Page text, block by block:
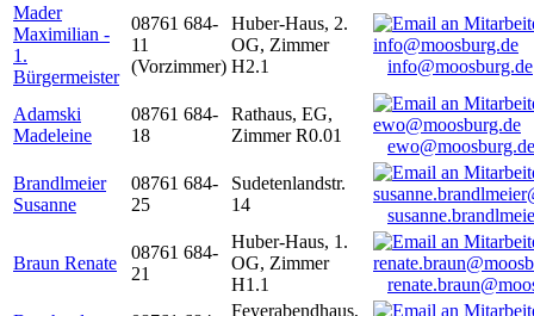
Mader
Maximilian -
1.
Bürgermeister
08761 684-
11
(Vorzimmer)
Huber-Haus, 2.
OG, Zimmer
H2.1
info@moosburg.de
Adamski
Madeleine
08761 684-
18
Rathaus, EG,
Zimmer R0.01
ewo@moosburg.de
Brandlmeier
Susanne
08761 684-
25
Sudetenlandstr.
14
Braun Renate
08761 684-
21
Huber-Haus, 1.
OG, Zimmer
H1.1
Feyerabendhaus,